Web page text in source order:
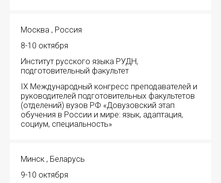
Москва , Россия
8-10 октября
Институт русского языка РУДН,
подготовительный факультет
IX Международный конгресс преподавателей и
руководителей подготовительных факультетов
(отделений) вузов РФ «Довузовский этап
обучения в России и мире: язык, адаптация,
социум, специальность»
Минск , Беларусь
9-10 октября